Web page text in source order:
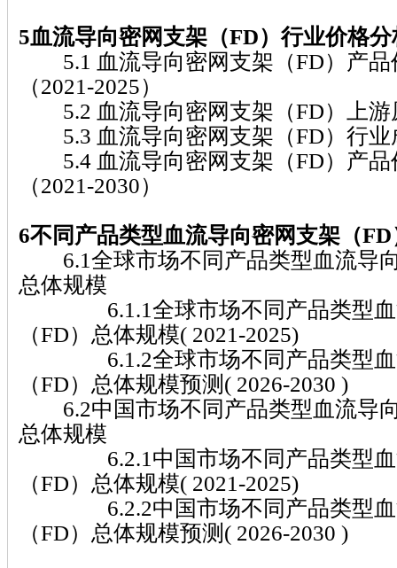
5血流导向密网支架（FD）行业价格分
5.1 血流导向密网支架（FD）产品
（2021-2025）
5.2 血流导向密网支架（FD）上游
5.3 血流导向密网支架（FD）行业
5.4 血流导向密网支架（FD）产品
（2021-2030）
6不同产品类型血流导向密网支架（
6.1全球市场不同产品类型血流导
总体规模
6.1.1全球市场不同产品类型血
（FD）总体规模( 2021-2025)
6.1.2全球市场不同产品类型血
（FD）总体规模预测( 2026-2030 )
6.2中国市场不同产品类型血流导
总体规模
6.2.1中国市场不同产品类型血
（FD）总体规模( 2021-2025)
6.2.2中国市场不同产品类型血
（FD）总体规模预测( 2026-2030 )